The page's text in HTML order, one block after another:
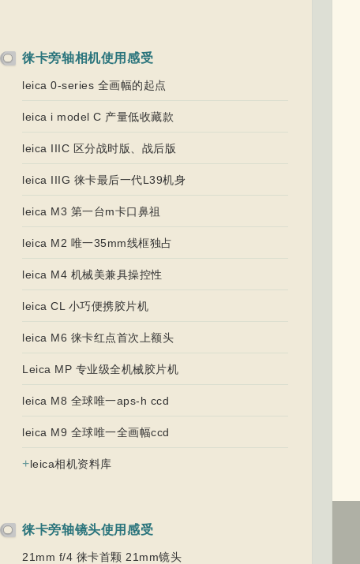
徕卡旁轴相机使用感受
leica 0-series 全画幅的起点
leica i model C 产量低收藏款
leica IIIC 区分战时版、战后版
leica IIIG 徕卡最后一代L39机身
leica M3 第一台m卡口鼻祖
leica M2 唯一35mm线框独占
leica M4 机械美兼具操控性
leica CL 小巧便携胶片机
leica M6 徕卡红点首次上额头
Leica MP 专业级全机械胶片机
leica M8 全球唯一aps-h ccd
leica M9 全球唯一全画幅ccd
+leica相机资料库
徕卡旁轴镜头使用感受
21mm f/4 徕卡首颗 21mm镜头